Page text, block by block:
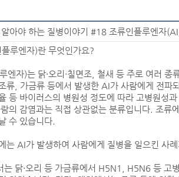
아야 하는 질병이야기 #18 조류인플루엔자
루엔자)란 무엇인가요?
엔자)는 닭·오리·칠면조, 철새 등 주로 여러
류, 가금류 등에서 발생한 AI가 사람에게 전파
등 바이러스의 병원성 정도에 따라 고병원성
의 감염과는 직접 상관없는 분류입니다. 조류
수 있습니다.
는 AI가 발생하여 사람에게 질병을 일으킨 사
는 닭·오리 등 가금류에서 H5N1, H5N6 등 고